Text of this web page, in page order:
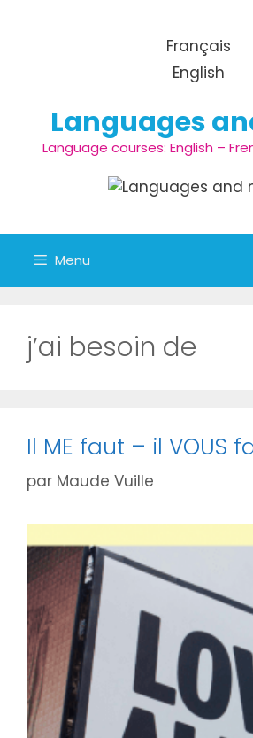
Français
English
Languages
Language courses: English –
Menu
j’ai besoin de
Il ME faut – il VOUS
par Maude Vuille